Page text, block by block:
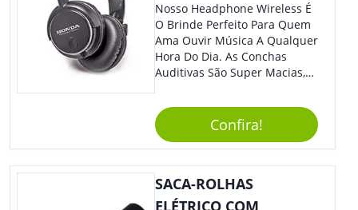
Nosso Headphone Wireless É
O Brinde Perfeito Para Quem
Ama Ouvir Música A Qualquer
Hora Do Dia. As Conchas
Auditivas São Super Macias,
Conforto Ao Utilizá-Lo. Com
Entrada Para Mini Sd Cartão
De Memória, Bateria Interna
Recarregável E Botões De
Volume, Avanço, Retrocesso E
Para Atender Ligações, O
Brinde Ainda É Compatível
Confira!
SACA-ROLHAS
ELÉTRICO COM